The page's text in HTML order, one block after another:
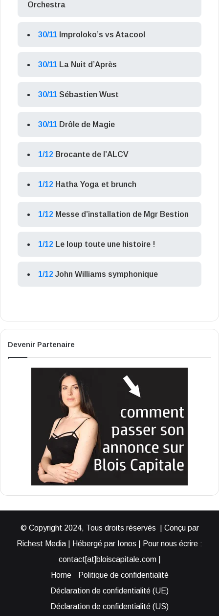
Orchestra
30/11 Improloko’s vs Atacool
30/11 La Nuit d’Après
30/11 Sébastien Wust
30/11 Drôle de Magie
1/12 Brocante de l’ALCV
1/12 Hatha Yoga et brunch
1/12 Messe d’installation de Mgr Bestion
1/12 Le loup toute une histoire !
1/12 John Williams symphonique
Devenir Partenaire
© Copyright 2024, Tous droits réservés | Conçu par
Richest Media | Hébergé par Ionos | Pour nous écrire :
contact[at]bloiscapitale.com |
Home
Politique de confidentialité
Déclaration de confidentialité (UE)
Déclaration de confidentialité (US)